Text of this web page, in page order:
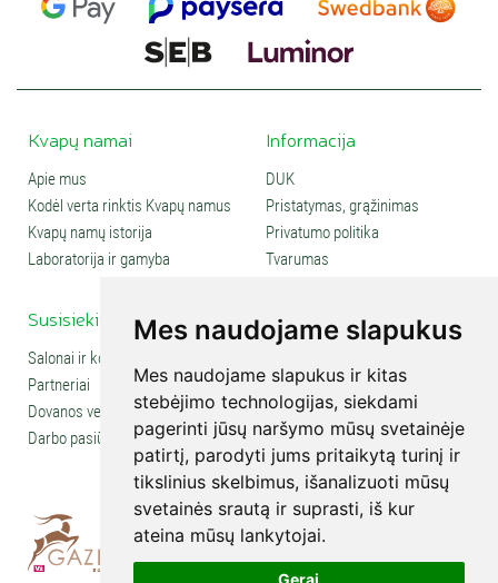
Mes naudojame slapukus
Mes naudojame slapukus ir kitas
stebėjimo technologijas, siekdami
pagerinti jūsų naršymo mūsų svetainėje
patirtį, parodyti jums pritaikytą turinį ir
tikslinius skelbimus, išanalizuoti mūsų
svetainės srautą ir suprasti, iš kur
ateina mūsų lankytojai.
Gerai
Kvapų namai
Apie mus
Kodėl verta rinktis Kvapų namus
Kvapų namų istorija
Laboratorija ir gamyba
Informacija
DUK
Pristatymas, grąžinimas
Privatumo politika
Tvarumas
Susisiekite
Salonai ir kontaktai
Partneriai
Dovanos verslui
Darbo pasiūlymai
Social media